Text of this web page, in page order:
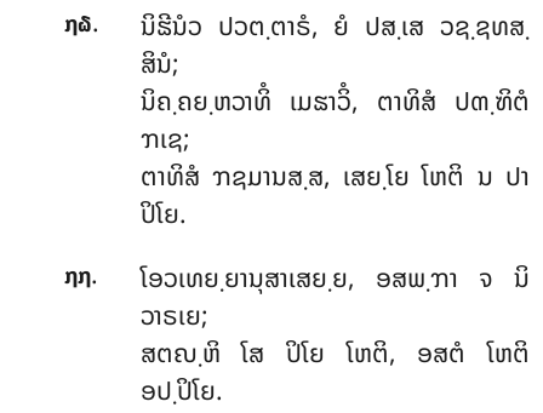
໗໖. ນິຘີນໍວ ປວຕ຺ຕາຣໍ, ຍໍ ປສ຺ເສ ວຊ຺ຊທສ຺
ສິນໍ;
ນິຄ຺ຄຍ຺ຫວາທິໍ ເມຘາວິໍ, ຕາທິສໍ ປຓ຺ຑິຕໍ
ຠເຊ;
ຕາທິສໍ ຠຊມານສ຺ສ, ເສຍ຺ໂຍ ໂຫຕິ ນ ປາ
ປິໂຍ.
໗໗.
ໂອວເທຍ຺ຍານຸສາເສຍ຺ຍ, ອສພ຺ຠາ ຈ ນິ
ວາຣເຍ;
ສຕຎ຺ຫິ ໂສ ປິໂຍ ໂຫຕິ, ອສຕໍ ໂຫຕິ
ອປ຺ປິໂຍ.